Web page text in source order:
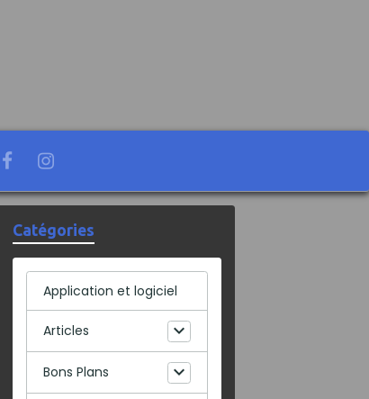
Catégories
Application et logiciel
Articles
Bons Plans